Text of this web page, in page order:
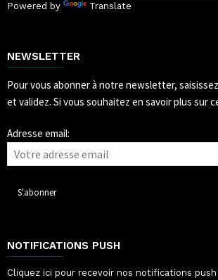
Powered by Translate
NEWSLETTER
Pour vous abonner à notre newsletter,
et validez. Si vous souhaitez en savoir plus sur
Adresse email:
NOTIFICATIONS PUSH
Cliquez ici pour recevoir nos notifications